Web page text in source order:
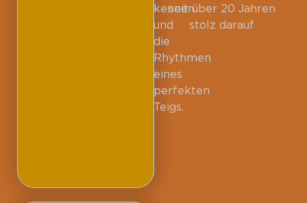
kennen
und
die
Rhythmen
eines
perfekten
Teigs.
seit über 20 Jahren
stolz darauf